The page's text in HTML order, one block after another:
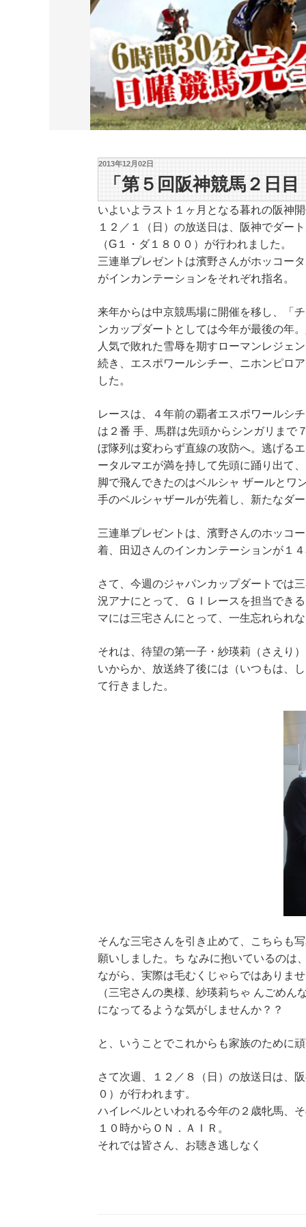
2013年12月02日
「第５回阪神競馬２日
いよいよラスト１ヶ月となる暮れの阪神
１２／１（日）の放送日は、阪神でダー
（G１・ダ１８００）が行われました。
三連単プレゼントは濱野さんがホッコー
がインカンテーションをそれぞれ指名。
来年からは中京競馬場に開催を移し、「
ンカップダートとしては今年が最後の年
人気で敗れた雪辱を期すローマンレジェ
続き、エスポワールシチー、ニホンピロ
した。
レースは、４年前の覇者エスポワールシ
は２番 手、馬群は先頭からシンガリまで
ぼ隊列は変わらず直線の攻防へ。逃げる
ータルマエが満を持して先頭に踊り出て
脚で飛んできたのはベルシャ ザールとワ
手のベルシャザールが先着し、新たなダ
三連単プレゼントは、濱野さんのホッコ
着、田辺さんのインカンテーションが１
さて、今週のジャパンカップダートでは
況アナにとって、ＧⅠレースを担当でき
マには三宅さんにとって、一生忘れられ
それは、待望の第一子・紗瑛莉（さえり
いからか、放送終了後には（いつもは、
て行きました。
そんな三宅さんを引き止めて、こちらも
願いしました。ち なみに抱いているのは
ながら、実際は毛むくじゃらではありま
（三宅さんの奥様、紗瑛莉ちゃ んごめ
になってるような気がしませんか？？
と、いうことでこれからも家族のために
さて次週、１２／８（日）の放送日は、
０）が行われます。
ハイレベルといわれる今年の２歳牝馬、
１０時からＯＮ．ＡＩＲ。
それでは皆さん、お聴き逃しなく